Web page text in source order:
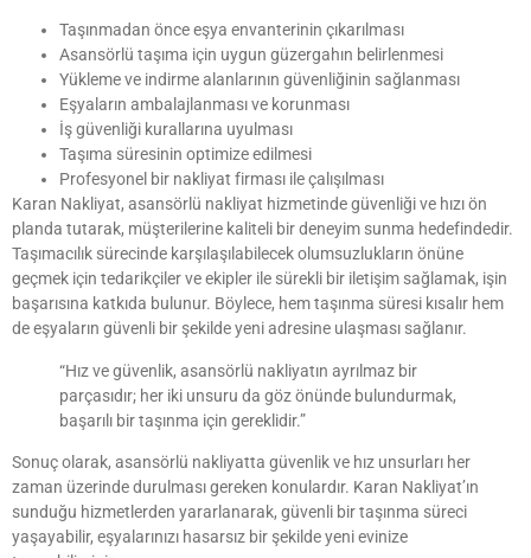
Taşınmadan önce eşya envanterinin çıkarılması
Asansörlü taşıma için uygun güzergahın belirlenmesi
Yükleme ve indirme alanlarının güvenliğinin sağlanması
Eşyaların ambalajlanması ve korunması
İş güvenliği kurallarına uyulması
Taşıma süresinin optimize edilmesi
Profesyonel bir nakliyat firması ile çalışılması
Karan Nakliyat, asansörlü nakliyat hizmetinde güvenliği ve hızı ön
planda tutarak, müşterilerine kaliteli bir deneyim sunma hedefindedir.
Taşımacılık sürecinde karşılaşılabilecek olumsuzlukların önüne
geçmek için tedarikçiler ve ekipler ile sürekli bir iletişim sağlamak, işin
başarısına katkıda bulunur. Böylece, hem taşınma süresi kısalır hem
de eşyaların güvenli bir şekilde yeni adresine ulaşması sağlanır.
“Hız ve güvenlik, asansörlü nakliyatın ayrılmaz bir
parçasıdır; her iki unsuru da göz önünde bulundurmak,
başarılı bir taşınma için gereklidir.”
Sonuç olarak, asansörlü nakliyatta güvenlik ve hız unsurları her
zaman üzerinde durulması gereken konulardır. Karan Nakliyat’ın
sunduğu hizmetlerden yararlanarak, güvenli bir taşınma süreci
yaşayabilir, eşyalarınızı hasarsız bir şekilde yeni evinize